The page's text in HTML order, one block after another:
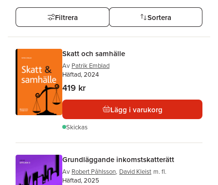
Filtrera Sortera
Skatt och samhälle
Av Patrik Emblad
Häftad, 2024
419 kr
Lägg i varukorg
Skickas
Grundläggande inkomstskatterätt
Av Robert Påhlsson, David Kleist m. fl.
Häftad, 2025